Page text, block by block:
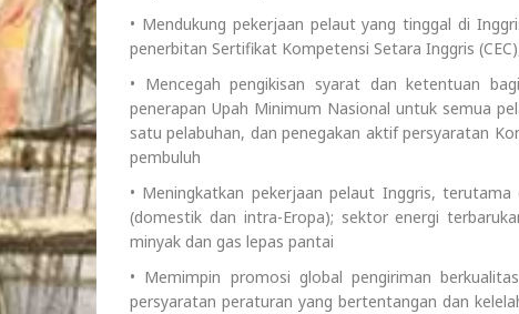
• Mendukung pekerjaan pelaut yang tinggal di
penerbitan Sertifikat Kompetensi Setara Inggris
• Mencegah pengikisan syarat dan ketentuan
penerapan Upah Minimum Nasional untuk semua
satu pelabuhan, dan penegakan aktif persyaratan
pembuluh
• Meningkatkan pekerjaan pelaut Inggris,
(domestik dan intra-Eropa); sektor energi
minyak dan gas lepas pantai
• Memimpin promosi global pengiriman
persyaratan peraturan yang bertentangan dan